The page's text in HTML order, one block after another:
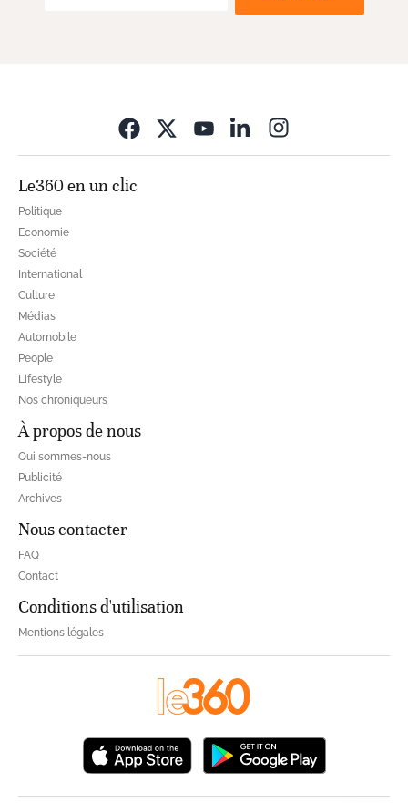
Le360 en un clic
Politique
Economie
Société
International
Culture
Médias
Automobile
People
Lifestyle
Nos chroniqueurs
À propos de nous
Qui sommes-nous
Publicité
Archives
Nous contacter
FAQ
Contact
Conditions d'utilisation
Mentions légales